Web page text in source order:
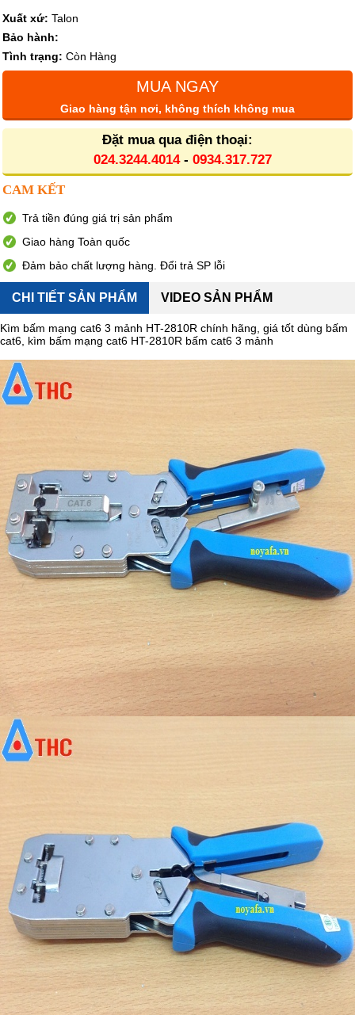
Xuất xứ: Talon
Bảo hành:
Tình trạng: Còn Hàng
MUA NGAY
Giao hàng tận nơi, không thích không mua
Đặt mua qua điện thoại:
024.3244.4014- 0934.317.727
CAM KẾT
Trả tiền đúng giá trị sản phẩm
Giao hàng Toàn quốc
Đảm bảo chất lượng hàng. Đổi trả SP lỗi
CHI TIẾT SẢN PHẨM VIDEO SẢN PHẨM
Kìm bấm mạng cat6 3 mảnh HT-2810R chính hãng, giá tốt dùng bấm
cat6, kìm bấm mạng cat6 HT-2810R bấm cat6 3 mảnh